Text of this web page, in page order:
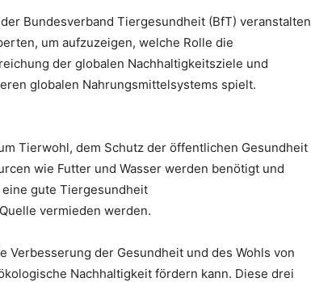
Bundesverband Tiergesundheit (BfT) veranstalten
um aufzuzeigen, welche Rolle die
der globalen Nachhaltigkeitsziele und
globalen Nahrungsmittelsystems spielt.
Tierwohl, dem Schutz der öffentlichen Gesundheit
wie Futter und Wasser werden benötigt und
gute Tiergesundheit
vermieden werden.
Verbesserung der Gesundheit und des Wohls von
Nachhaltigkeit fördern kann. Diese drei